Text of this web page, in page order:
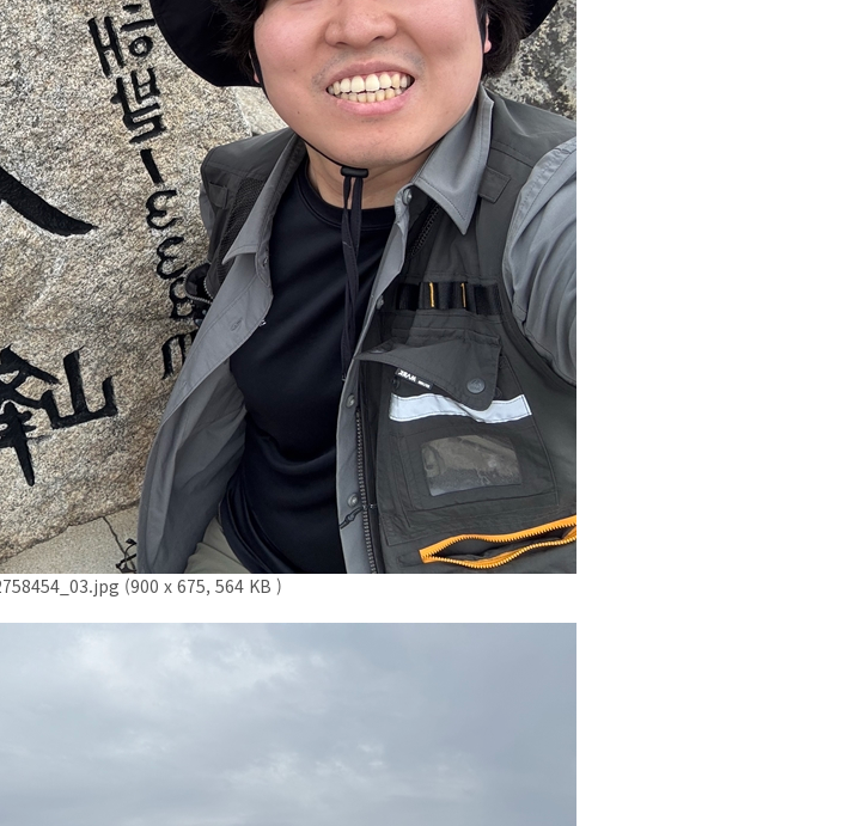
(900 x 675, 564 KB )